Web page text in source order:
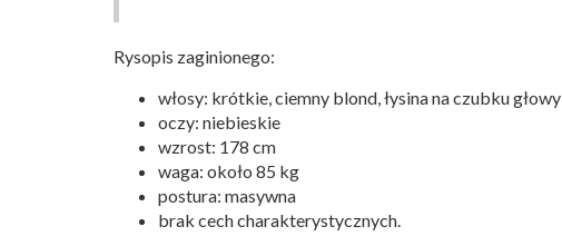
Rysopis zaginionego:
włosy: krótkie, ciemny blond, łysina na czubku głowy
oczy: niebieskie
wzrost: 178 cm
waga: około 85 kg
postura: masywna
brak cech charakterystycznych.